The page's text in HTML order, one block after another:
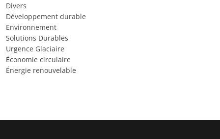
Divers
Développement durable
Environnement
Solutions Durables
Urgence Glaciaire
Économie circulaire
Énergie renouvelable